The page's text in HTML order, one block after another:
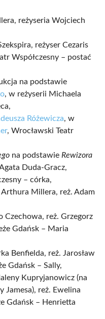
reżyseria Wojciech
reżyser Cezaris
Współczesny – postać
na podstawie
, w reżyserii Michaela
Różewicza, w
, Wrocławski Teatr
na podstawie Rewizora
Duda-Gracz,
– córka,
Arthura Millera, reż. Adam
Czechowa, reż. Grzegorz
Gdańsk – Maria
Benfielda, reż. Jarosław
Gdańsk – Sally,
Kupryjanowicz (na
reż. Ewelina
Gdańsk – Henrietta